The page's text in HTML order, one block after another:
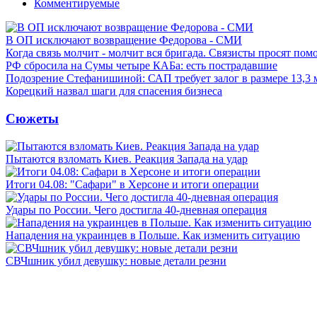
Комментируемые
В ОП исключают возвращение Федорова - СМИ
Когда связь молчит - молчит вся бригада. Связисты просят
РФ сбросила на Сумы четыре КАБа: есть пострадавшие
Подозрение Стефанишиной: САП требует залог в размере 13,3
Корецкий назвал шаги для спасения бизнеса
Сюжеты
Пытаются взломать Киев. Реакция Запада на удар
Итоги 04.08: "Сафари" в Херсоне и итоги операции
Удары по России. Чего достигла 40-дневная операция
Нападения на украинцев в Польше. Как изменить ситуацию
СВЧшник убил девушку: новые детали резни